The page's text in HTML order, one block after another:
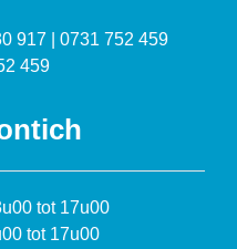
917 | 0731 752 459
459
tot 17u00
tot 17u00